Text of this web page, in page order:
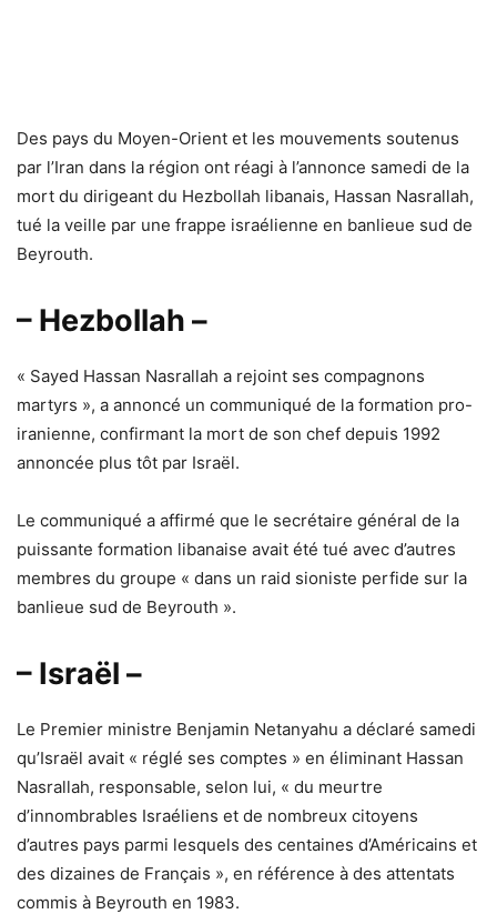
Des pays du Moyen-Orient et les mouvements soutenus
par l’Iran dans la région ont réagi à l’annonce samedi de la
mort du dirigeant du Hezbollah libanais, Hassan Nasrallah,
tué la veille par une frappe israélienne en banlieue sud de
Beyrouth.
– Hezbollah –
« Sayed Hassan Nasrallah a rejoint ses compagnons
martyrs », a annoncé un communiqué de la formation pro-
iranienne, confirmant la mort de son chef depuis 1992
annoncée plus tôt par Israël.
Le communiqué a affirmé que le secrétaire général de la
puissante formation libanaise avait été tué avec d’autres
membres du groupe « dans un raid sioniste perfide sur la
banlieue sud de Beyrouth ».
– Israël –
Le Premier ministre Benjamin Netanyahu a déclaré samedi
qu’Israël avait « réglé ses comptes » en éliminant Hassan
Nasrallah, responsable, selon lui, « du meurtre
d’innombrables Israéliens et de nombreux citoyens
d’autres pays parmi lesquels des centaines d’Américains et
des dizaines de Français », en référence à des attentats
commis à Beyrouth en 1983.